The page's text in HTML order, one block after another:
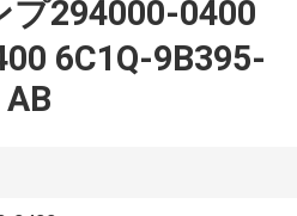
プ294000-0400
6C1Q-9B395-
AB